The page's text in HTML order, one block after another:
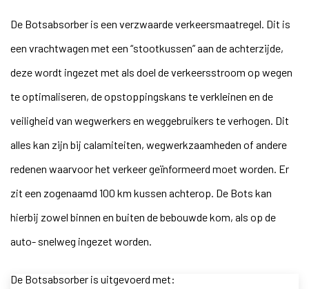
De Botsabsorber is een verzwaarde verkeersmaatregel. Dit is
een vrachtwagen met een “stootkussen” aan de achterzijde,
deze wordt ingezet met als doel de verkeersstroom op wegen
te optimaliseren, de opstoppingskans te verkleinen en de
veiligheid van wegwerkers en weggebruikers te verhogen. Dit
alles kan zijn bij calamiteiten, wegwerkzaamheden of andere
redenen waarvoor het verkeer geïnformeerd moet worden. Er
zit een zogenaamd 100 km kussen achterop. De Bots kan
hierbij zowel binnen en buiten de bebouwde kom, als op de
auto- snelweg ingezet worden.
De Botsabsorber is uitgevoerd met: